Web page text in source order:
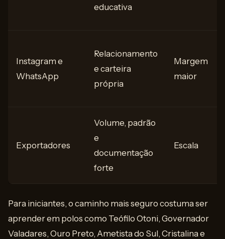
educativa
Instagram e
WhatsApp
Relacionamento
e carteira
própria
Margem
maior
Exportadores
Volume, padrão
e
documentação
forte
Escala
Para iniciantes, o caminho mais seguro costuma ser
aprender em polos como Teófilo Otoni, Governador
Valadares, Ouro Preto, Ametista do Sul, Cristalina e